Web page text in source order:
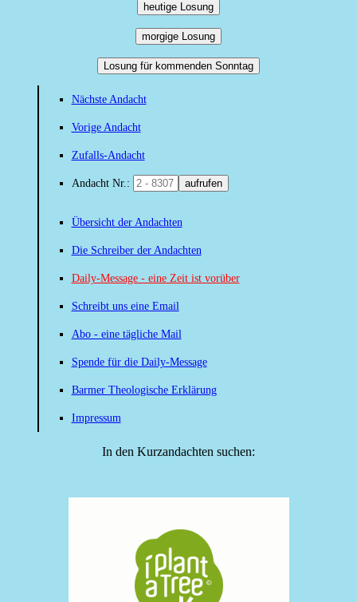
heutige Losung
morgige Losung
Losung für kommenden Sonntag
Nächste Andacht
Vorige Andacht
Zufalls-Andacht
Andacht Nr.: aufrufen
Übersicht der Andachten
Die Schreiber der Andachten
Daily-Message - eine Zeit ist vorüber
Schreibt uns eine Email
Abo - eine tägliche Mail
Spende für die Daily-Message
Barmer Theologische Erklärung
Impressum
In den Kurzandachten suchen: